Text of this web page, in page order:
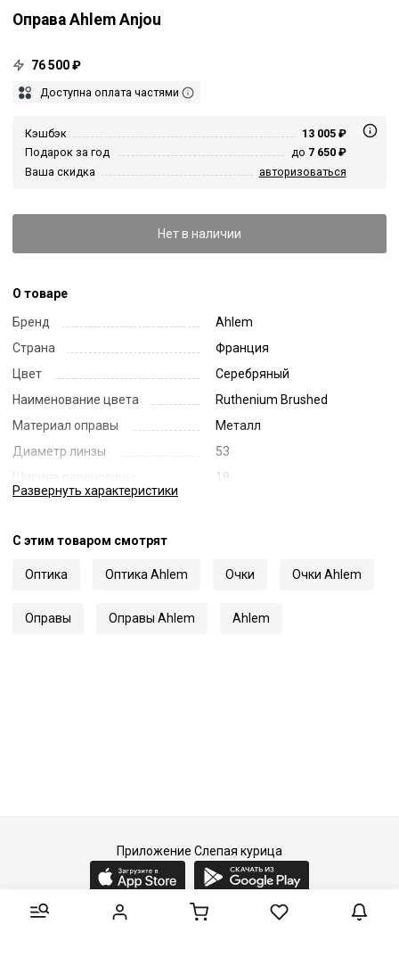
Оправа Ahlem Anjou
76 500 ₽
Доступна оплата частями
Кэшбэк
13 005 ₽
Подарок за год
до 7 650 ₽
Ваша скидка
авторизоваться
Нет в наличии
О товаре
Бренд
Ahlem
Страна
Франция
Цвет
Серебряный
Наименование цвета
Ruthenium Brushed
Материал оправы
Металл
Диаметр линзы
53
Ширина переносицы
18
Развернуть характеристики
С этим товаром смотрят
Оптика Оптика Ahlem Очки Очки Ahlem
Оправы Оправы Ahlem Ahlem
Приложение Слепая курица
2015-2026 © Слепая курица - fashion concept store.